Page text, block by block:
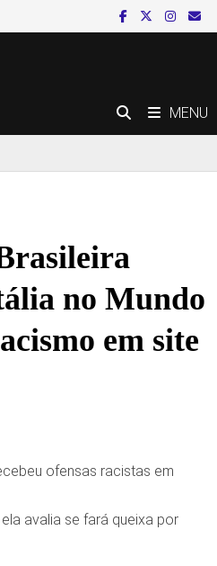
MENU
no Mundo
em site
ofensas racistas em
avalia se fará queixa por